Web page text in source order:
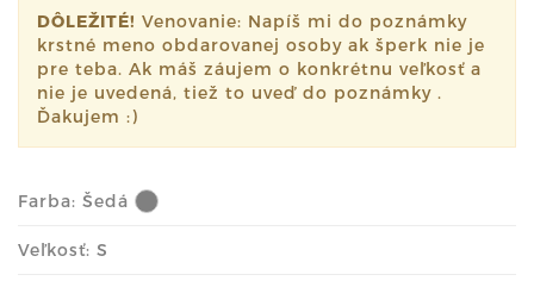
DÔLEŽITÉ! Venovanie: Napíš mi do poznámky
krstné meno obdarovanej osoby ak šperk nie je
pre teba. Ak máš záujem o konkrétnu veľkosť a
nie je uvedená, tiež to uveď do poznámky .
Ďakujem :)
Farba: Šedá
Veľkosť: S